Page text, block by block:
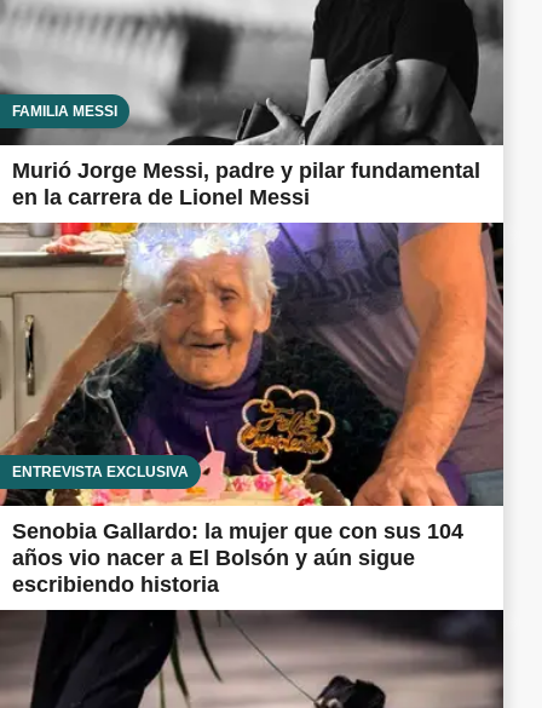
FAMILIA MESSI
Murió Jorge Messi, padre y pilar fundamental
en la carrera de Lionel Messi
ENTREVISTA EXCLUSIVA
Senobia Gallardo: la mujer que con sus 104
años vio nacer a El Bolsón y aún sigue
escribiendo historia